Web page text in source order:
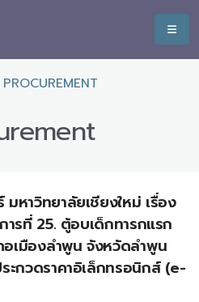
PROCUREMENT
หาวิทยาลัยเชียงใหม่ เรื่อง
ารที่ 25. ตู้อบเด็กทารกแรก
อเมืองลำพูน จังหวัดลำพูน
ะกวดราคาอิเล็กทรอนิกส์ (e-